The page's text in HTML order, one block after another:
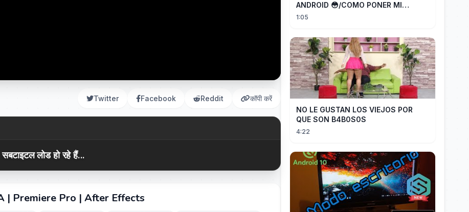
Twitter Facebook Reddit कॉपी करें
सबटाइटल लोड हो रहे हैं...
| Premiere Pro | After Effects
ANDROID 😳/COMO PONER MI
TELÉFONO EN MODO ESCRITORIO
1:05
NO LE GUSTAN LOS VIEJOS POR
QUE SON B4B0S0S
4:22